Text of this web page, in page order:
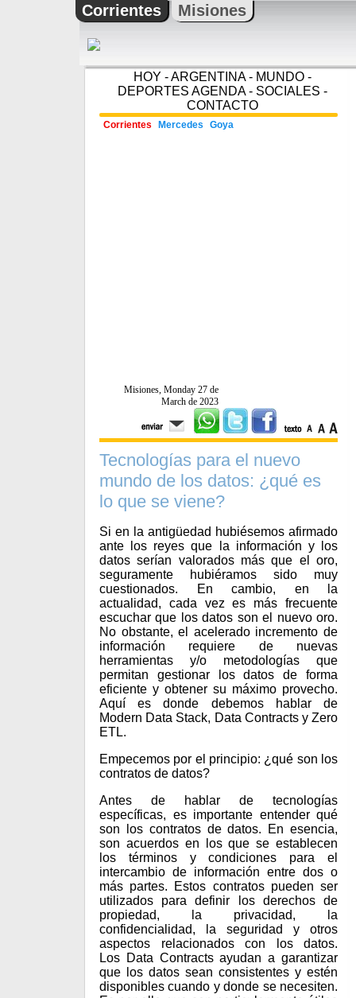
Corrientes Misiones
HOY -ARGENTINA- MUNDO -
DEPORTES AGENDA- SOCIALES -
CONTACTO
Corrientes Mercedes Goya
Misiones, Monday 27 de
March de 2023
Tecnologías para el nuevo
mundo de los datos: ¿qué es
lo que se viene?
Si en la antigüedad hubiésemos afirmado
ante los reyes que la información y los
datos serían valorados más que el oro,
seguramente hubiéramos sido muy
cuestionados. En cambio, en la
actualidad, cada vez es más frecuente
escuchar que los datos son el nuevo oro.
No obstante, el acelerado incremento de
información requiere de nuevas
herramientas y/o metodologías que
permitan gestionar los datos de forma
eficiente y obtener su máximo provecho.
Aquí es donde debemos hablar de
Modern Data Stack, Data Contracts y Zero
ETL.
Empecemos por el principio: ¿qué son los
contratos de datos?
Antes de hablar de tecnologías
específicas, es importante entender qué
son los contratos de datos. En esencia,
son acuerdos en los que se establecen
los términos y condiciones para el
intercambio de información entre dos o
más partes. Estos contratos pueden ser
utilizados para definir los derechos de
propiedad, la privacidad, la
confidencialidad, la seguridad y otros
aspectos relacionados con los datos.
Los Data Contracts ayudan a garantizar
que los datos sean consistentes y estén
disponibles cuando y donde se necesiten.